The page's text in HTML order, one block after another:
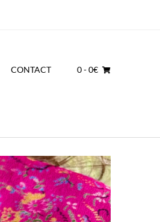
CONTACT 0- 0€